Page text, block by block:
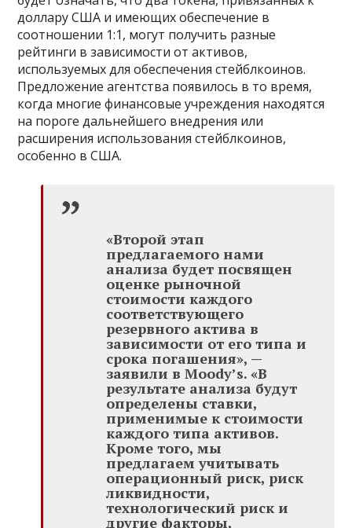
доллару США и имеющих обеспечение в
соотношении 1:1, могут получить разные
рейтинги в зависимости от активов,
используемых для обеспечения стейблкоинов.
Предложение агентства появилось в то время,
когда многие финансовые учреждения находятся
на пороге дальнейшего внедрения или
расширения использования стейблкоинов,
особенно в США.
«Второй этап
предлагаемого нами
анализа будет посвящен
оценке рыночной
стоимости каждого
соответствующего
резервного актива в
зависимости от его типа и
срока погашения», —
заявили в Moody’s. «В
результате анализа будут
определены ставки,
применимые к стоимости
каждого типа активов.
Кроме того, мы
предлагаем учитывать
операционный риск, риск
ликвидности,
технологический риск и
другие факторы,